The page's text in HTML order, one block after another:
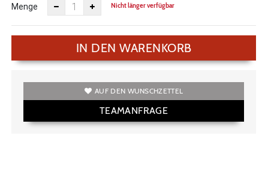
Menge Nicht länger verfügbar
IN DEN WARENKORB
AUF DEN WUNSCHZETTEL
TEAMANFRAGE